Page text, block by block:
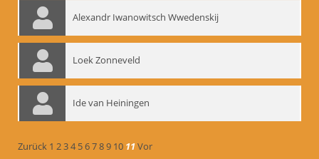
Alexandr Iwanowitsch Wwedenskij
Loek Zonneveld
Ide van Heiningen
Zurück 1 234 56789 10 11Vor